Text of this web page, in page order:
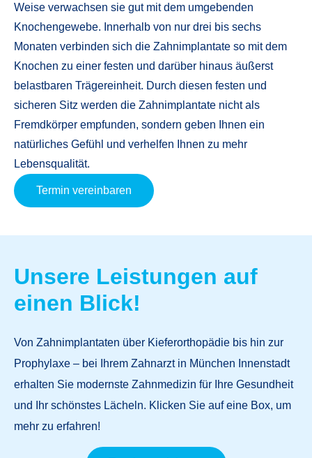
Weise verwachsen sie gut mit dem umgebenden
Knochengewebe. Innerhalb von nur drei bis sechs
Monaten verbinden sich die Zahnimplantate so mit dem
Knochen zu einer festen und darüber hinaus äußerst
belastbaren Trägereinheit. Durch diesen festen und
sicheren Sitz werden die Zahnimplantate nicht als
Fremdkörper empfunden, sondern geben Ihnen ein
natürliches Gefühl und verhelfen Ihnen zu mehr
Lebensqualität.
Termin vereinbaren
Unsere Leistungen auf
einen Blick!
Von Zahnimplantaten über Kieferorthopädie bis hin zur
Prophylaxe – bei Ihrem Zahnarzt in München Innenstadt
erhalten Sie modernste Zahnmedizin für Ihre Gesundheit
und Ihr schönstes Lächeln. Klicken Sie auf eine Box, um
mehr zu erfahren!